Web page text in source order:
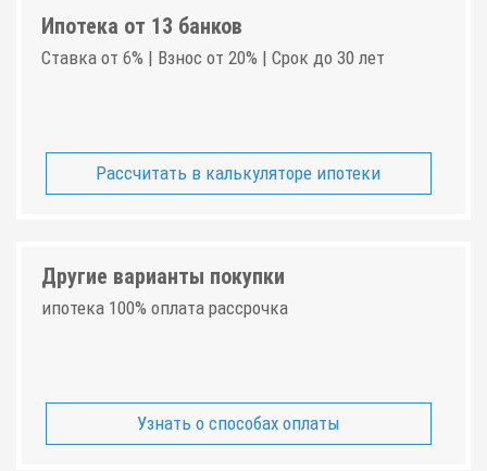
Ипотека от 13 банков
Ставка от 6% | Взнос от 20% | Срок до 30 лет
Рассчитать в калькуляторе ипотеки
Другие варианты покупки
ипотека 100% оплата рассрочка
Узнать о способах оплаты